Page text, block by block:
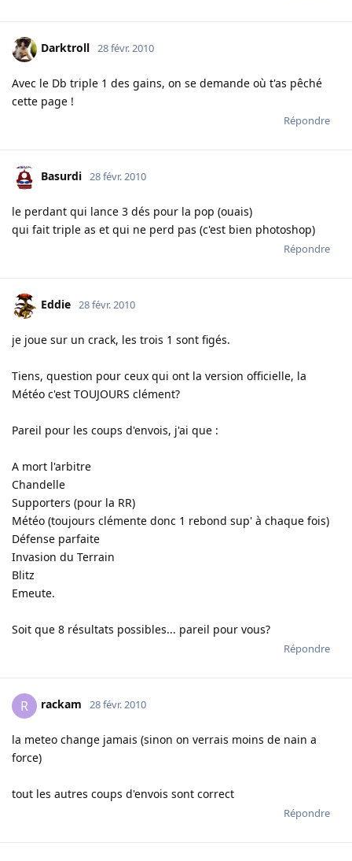
Darktroll 28 févr. 2010
Avec le Db triple 1 des gains, on se demande où t'as pêché
cette page !
Répondre
Basurdi 28 févr. 2010
le perdant qui lance 3 dés pour la pop (ouais)
qui fait triple as et qui ne perd pas (c'est bien photoshop)
Répondre
Eddie 28 févr. 2010
je joue sur un crack, les trois 1 sont figés.
Tiens, question pour ceux qui ont la version officielle, la
Météo c'est TOUJOURS clément?
Pareil pour les coups d'envois, j'ai que :
A mort l'arbitre
Chandelle
Supporters (pour la RR)
Météo (toujours clémente donc 1 rebond sup' à chaque fois)
Défense parfaite
Invasion du Terrain
Blitz
Emeute.
Soit que 8 résultats possibles... pareil pour vous?
Répondre
R rackam 28 févr. 2010
la meteo change jamais (sinon on verrais moins de nain a
force)
tout les autres coups d'envois sont correct
Répondre